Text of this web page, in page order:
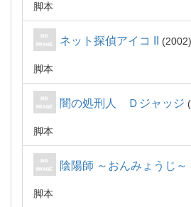
脚本
ネット探偵アイコ II 2002
脚本
闇の処刑人 Ｄジャッジ
脚本
陰陽師 ～おんみょうじ～
脚本